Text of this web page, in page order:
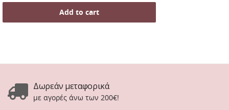
Add to cart
Δωρεάν μεταφορικά
με αγορές άνω των 200€!